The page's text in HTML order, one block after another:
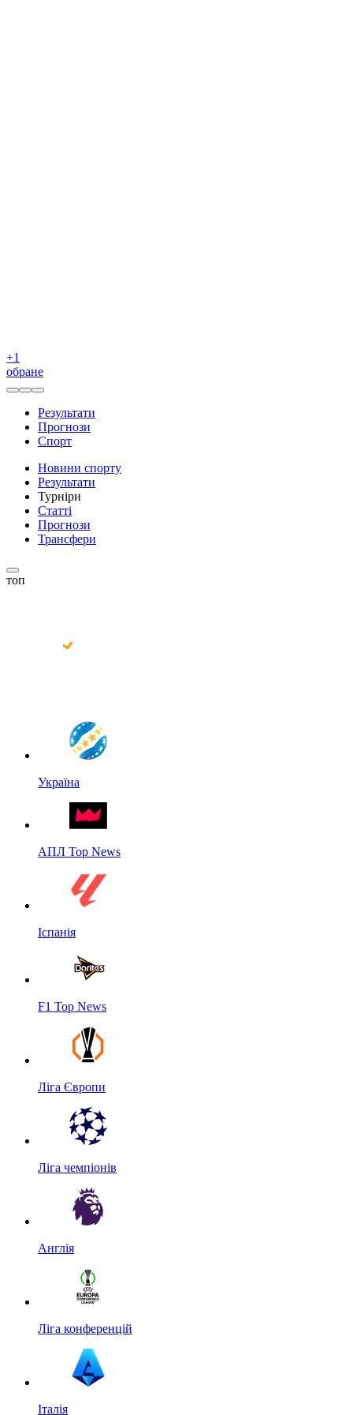
+1
обране
Результати
Прогнози
Спорт
Новини спорту
Результати
Турніри
Статті
Прогнози
Трансфери
топ
Україна
АПЛ Top News
Іспанія
F1 Top News
Ліга Європи
Ліга чемпіонів
Англія
Ліга конференцій
Італія